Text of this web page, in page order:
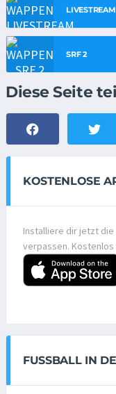
LIVESTREAM
SRF 2
Diese Seite
KOSTENLOSE
Installiere dir jetzt die
verpassen. Kostenlos
FUSSBALL IN